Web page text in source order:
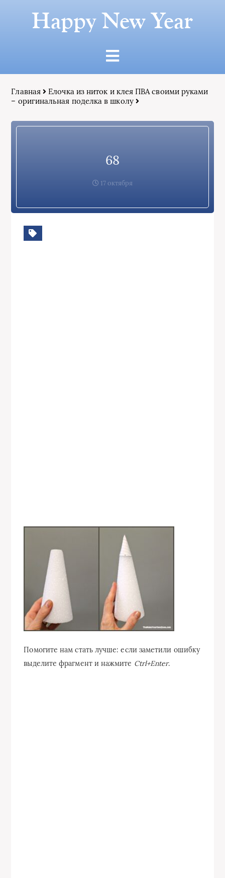
Happy New Year
Главная
Елочка из ниток и клея ПВА своими руками
– оригинальная поделка в школу
68
17 октября
Помогите нам стать лучше: если заметили ошибку
выделите фрагмент и нажмите Ctrl+Enter.